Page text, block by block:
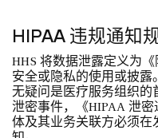
HIPAA 违规通知
HHS 将数据泄露定义为
安全或隐私的使用或披露
无疑问是医疗服务组织的
泄密事件，《HIPAA 泄
体及其业务关联方必须在